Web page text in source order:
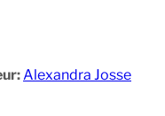
Alexandra Josse